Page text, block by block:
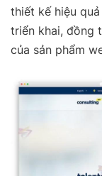
thiết kế hiệu
triển khai, đồng
của sản phẩm